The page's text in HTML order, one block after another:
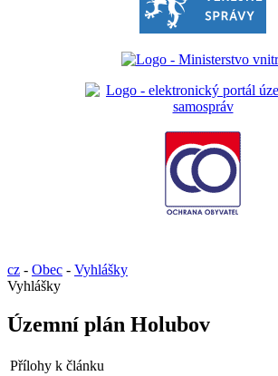
cz - Obec - Vyhlášky
Vyhlášky
Územní plán Holubov
Přílohy k článku